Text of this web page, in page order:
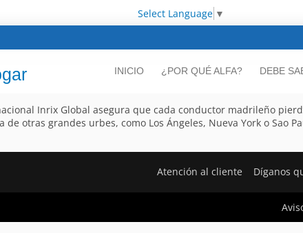
Select Language ▼
INICIO ¿POR QUÉ ALFA? DEBE
Inrix Global asegura que cada conductor madrileño
otras grandes urbes, como Los Ángeles, Nueva York o Sao
Atención al cliente Díganos